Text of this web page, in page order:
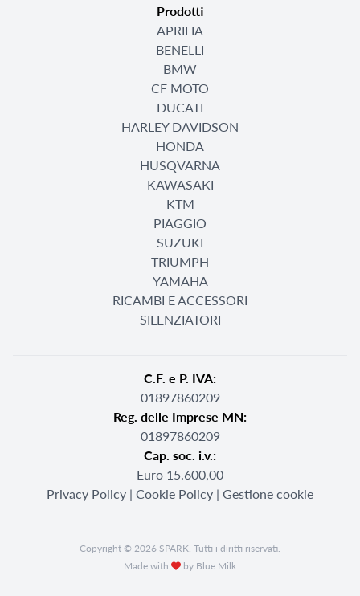
Prodotti
APRILIA
BENELLI
BMW
CF MOTO
DUCATI
HARLEY DAVIDSON
HONDA
HUSQVARNA
KAWASAKI
KTM
PIAGGIO
SUZUKI
TRIUMPH
YAMAHA
RICAMBI E ACCESSORI
SILENZIATORI
C.F. e P. IVA:
01897860209
Reg. delle Imprese MN:
01897860209
Cap. soc. i.v.:
Euro 15.600,00
Privacy Policy | Cookie Policy | Gestione cookie
Copyright © 2026 SPARK. Tutti i diritti riservati.
Made with
by Blue Milk